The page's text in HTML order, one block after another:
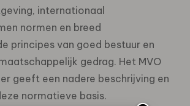
internationaal
normen en breed
principes van goed bestuur en
gedrag. Het MVO
geeft een nadere beschrijving en
normatieve basis.